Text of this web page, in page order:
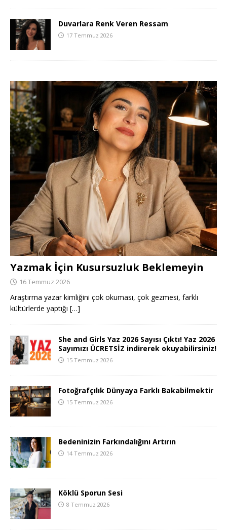
Duvarlara Renk Veren Ressam
17 Temmuz 2026
Yazmak İçin Kusursuzluk Beklemeyin
16 Temmuz 2026
Araştırma yazar kimliğini çok okuması, çok gezmesi, farklı
kültürlerde yaptığı […]
She and Girls Yaz 2026 Sayısı Çıktı! Yaz 2026
Sayımızı ÜCRETSİZ indirerek okuyabilirsiniz!
15 Temmuz 2026
Fotoğrafçılık Dünyaya Farklı Bakabilmektir
15 Temmuz 2026
Bedeninizin Farkındalığını Artırın
14 Temmuz 2026
Köklü Sporun Sesi
8 Temmuz 2026